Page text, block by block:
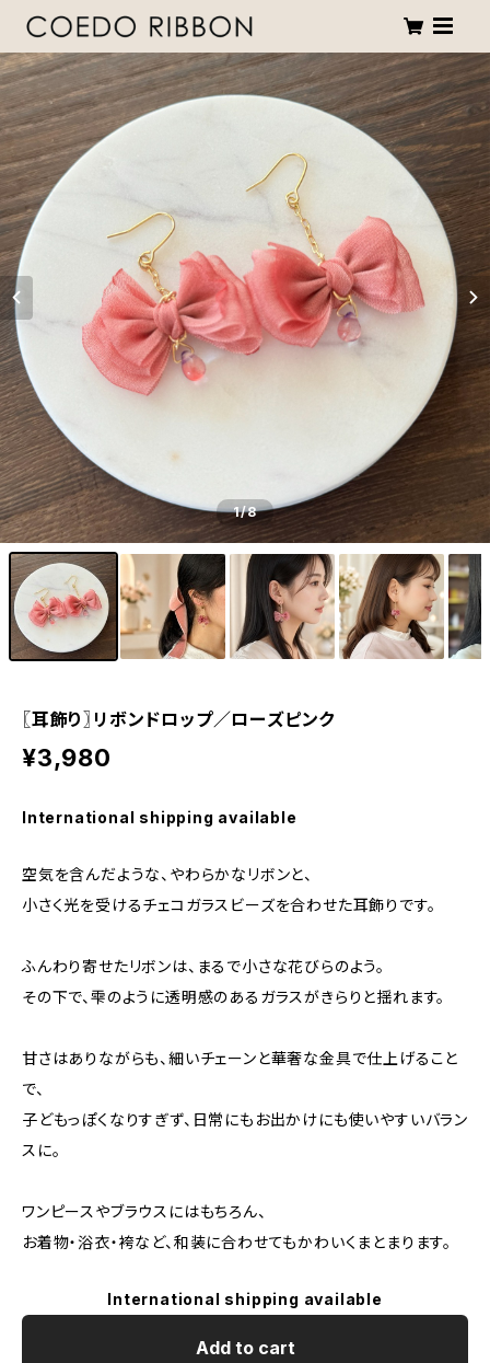
1/8
〖耳飾り〗リボンドロップ／ローズピンク
¥3,980
International shipping available
空気を含んだような、やわらかなリボンと、
小さく光を受けるチェコガラスビーズを合わせた耳飾りです。
ふんわり寄せたリボンは、まるで小さな花びらのよう。
その下で、雫のように透明感のあるガラスがきらりと揺れます。
甘さはありながらも、細いチェーンと華奢な金具で仕上げること
で、
子どもっぽくなりすぎず、日常にもお出かけにも使いやすいバラン
スに。
ワンピースやブラウスにはもちろん、
お着物・浴衣・袴など、和装に合わせてもかわいくまとまります。
International shipping available
Add to cart